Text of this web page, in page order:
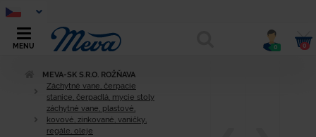
MENU 0 0
MEVA-SK S.R.O. ROŽŇAVA
Záchytné vane, čerpacie
stanice, čerpadlá, mycie stoly
záchytné vane, plastové,
kovové, zinkované, vaničky,
regále, oleje